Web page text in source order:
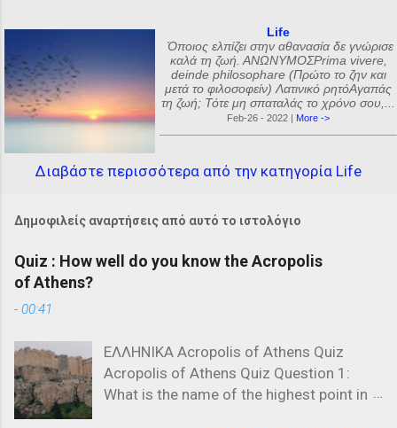
Life
Όποιος ελπίζει στην αθανασία δε γνώρισε
καλά τη ζωή. ΑΝΩΝΥΜΟΣPrima vivere,
deinde philosophare (Πρώτο το ζην και
μετά το φιλοσοφείν) Λατινικό ρητόΑγαπάς
τη ζωή; Τότε μη σπαταλάς το χρόνο σου,...
Feb-26 - 2022 | More ->
Διαβάστε περισσότερα από την κατηγορία Life
Δημοφιλείς αναρτήσεις από αυτό το ιστολόγιο
Quiz : How well do you know the Acropolis
of Athens?
- 00:41
ΕΛΛΗΝΙΚΑ Acropolis of Athens Quiz
Acropolis of Athens Quiz Question 1:
What is the name of the highest point in